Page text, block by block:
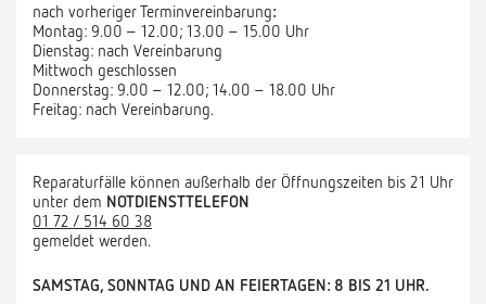
nach vorheriger Terminvereinbarung:
Montag: 9.00 – 12.00; 13.00 – 15.00 Uhr
Dienstag: nach Vereinbarung
Mittwoch geschlossen
Donnerstag: 9.00 – 12.00; 14.00 – 18.00 Uhr
Freitag: nach Vereinbarung.
Reparaturfälle können außerhalb der Öffnungszeiten bis 21 Uhr
unter dem NOTDIENSTTELEFON
01 72 / 514 60 38
gemeldet werden.
SAMSTAG, SONNTAG UND AN FEIERTAGEN: 8 BIS 21 UHR.